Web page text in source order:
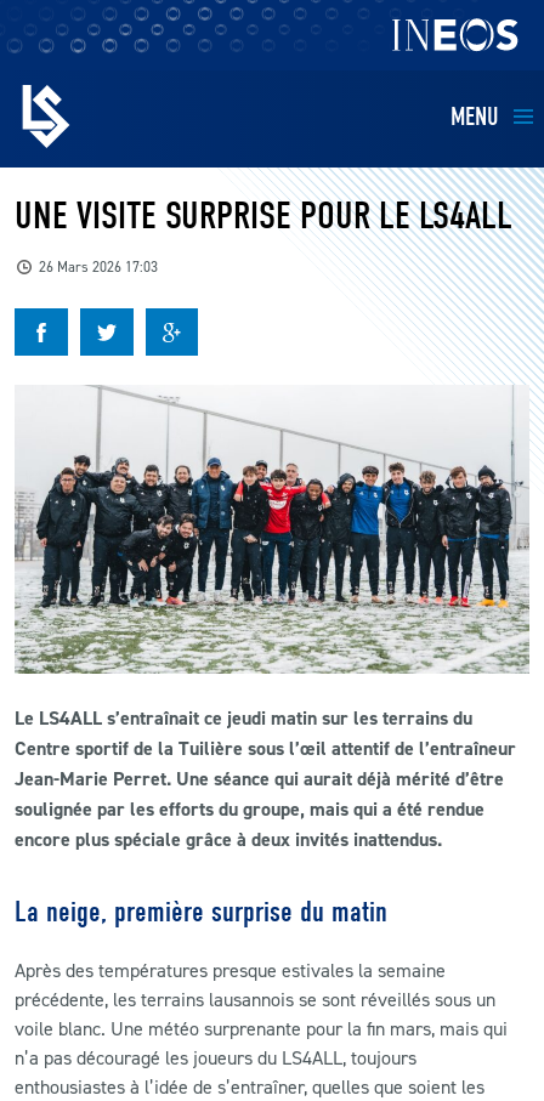
MENU
EQUIPES
BILLETTERIE
FANS
BUSINESS
RESTAURATION
CLUB
CONTACT
ACTUALITÉS
LS E-SHOP
L’APP DU LS
MATCH DES CELEBRITES
PRESSE ET MEDIAS
UNE VISITE SURPRISE POUR LE LS4ALL
26 Mars 2026 17:03
Le LS4ALL s’entraînait ce jeudi matin sur les terrains du
Centre sportif de la Tuilière sous l’œil attentif de l’entraîneur
Jean-Marie Perret. Une séance qui aurait déjà mérité d’être
soulignée par les efforts du groupe, mais qui a été rendue
encore plus spéciale grâce à deux invités inattendus.
La neige, première surprise du matin
Après des températures presque estivales la semaine
précédente, les terrains lausannois se sont réveillés sous un
voile blanc. Une météo surprenante pour la fin mars, mais qui
n’a pas découragé les joueurs du LS4ALL, toujours
enthousiastes à l’idée de s’entraîner, quelles que soient les